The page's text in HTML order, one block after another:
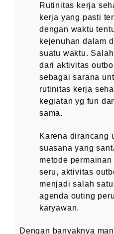
Rutinitas kerja
kerja yang pasti
dengan waktu
kejenuhan dalam
suatu waktu.
dari aktivitas
sebagai sarana
rutinitas kerja
kegiatan yg fun
sama.
Karena dirancang
suasana yang
metode
seru, aktivitas
menjadi salah
agenda outing
karyawan.
Dengan banyaknya